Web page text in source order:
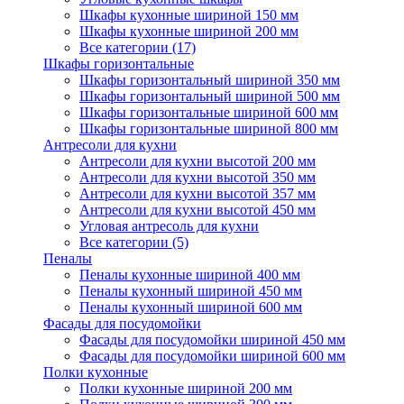
Шкафы кухонные шириной 150 мм
Шкафы кухонные шириной 200 мм
Все категории (17)
Шкафы горизонтальные
Шкафы горизонтальный шириной 350 мм
Шкафы горизонтальный шириной 500 мм
Шкафы горизонтальные шириной 600 мм
Шкафы горизонтальные шириной 800 мм
Антресоли для кухни
Антресоли для кухни высотой 200 мм
Антресоли для кухни высотой 350 мм
Антресоли для кухни высотой 357 мм
Антресоли для кухни высотой 450 мм
Угловая антресоль для кухни
Все категории (5)
Пеналы
Пеналы кухонные шириной 400 мм
Пеналы кухонный шириной 450 мм
Пеналы кухонный шириной 600 мм
Фасады для посудомойки
Фасады для посудомойки шириной 450 мм
Фасады для посудомойки шириной 600 мм
Полки кухонные
Полки кухонные шириной 200 мм